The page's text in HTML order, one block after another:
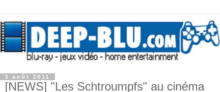
3 août 2011
[NEWS] "Les Schtroumpfs" au cinéma